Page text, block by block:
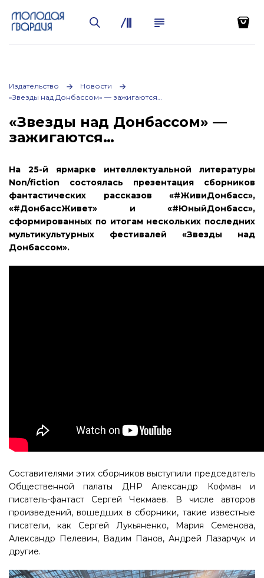
Издательство
Новости
«Звезды над Донбассом» — зажигаются…
«Звезды над Донбассом» —
зажигаются…
На 25-й ярмарке интеллектуальной литературы
Non/fiction состоялась презентация сборников
фантастических рассказов «#ЖивиДонбасс»,
«#ДонбассЖивет» и «#ЮныйДонбасс»,
сформированных по итогам нескольких последних
мультикультурных фестивалей «Звезды над
Донбассом».
Составителями этих сборников выступили председатель
Общественной палаты ДНР Александр Кофман и
писатель-фантаст Сергей Чекмаев. В числе авторов
произведений, вошедших в сборники, такие известные
писатели, как Сергей Лукьяненко, Мария Семенова,
Александр Пелевин, Вадим Панов, Андрей Лазарчук и
другие.